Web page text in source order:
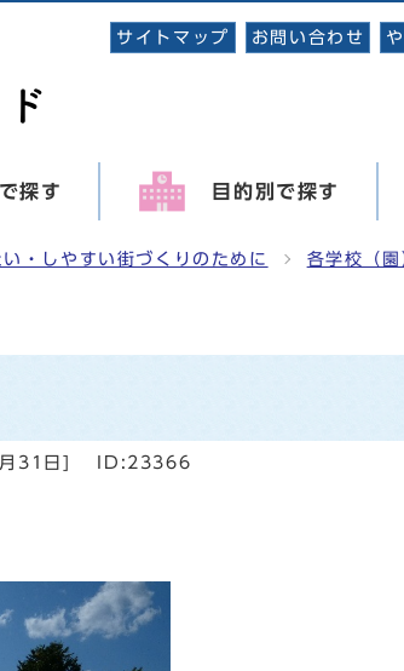
サイトマップ お問い合わせ
探す 目的別で探す
・しやすい街づくりのために 各学校（
31日 ID:23366